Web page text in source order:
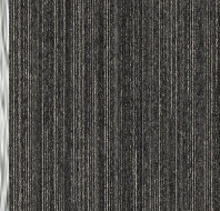
メーカー
スミノエ インテリア
プロダクツ
ECOS/LX-1100
RANDOM
¥7,800 / ㎡ 税抜¥7,800/ ㎡